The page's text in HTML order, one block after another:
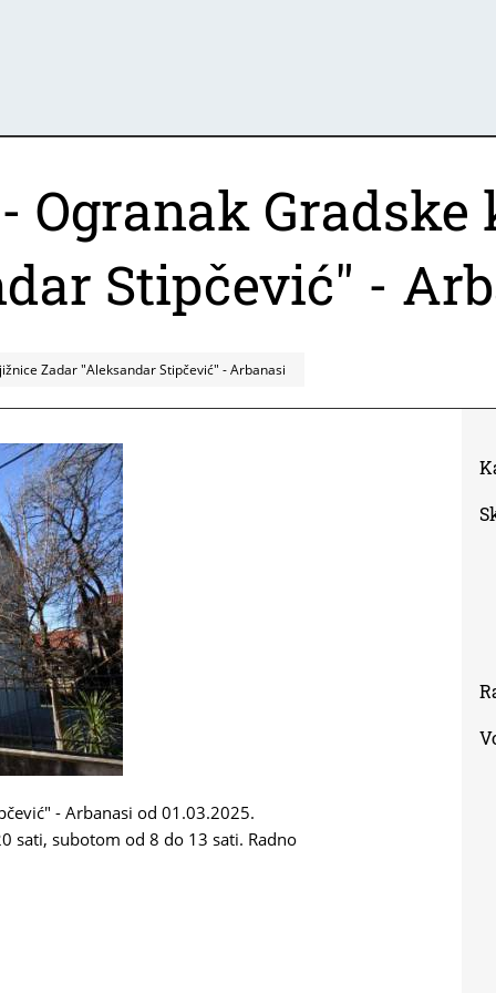
Ogranak
Stipčević" -
Zadar "Aleksandar Stipčević" - Arbanasi
- Arbanasi od 01.03.2025.
sati, subotom od 8 do 13 sati. Radno